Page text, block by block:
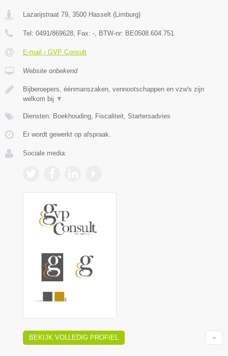
Lazarijstraat 79 3500 Hasselt (Limburg)
Tel: 0491/869628 , Fax: - , BTW-nr: BE0508.604.751
E-mail › GVP Consult
Website onbekend
Bijberoepers, éénmanszaken, vennootschappen en vzw's zijn
welkom bij ▼
Diensten: Boekhouding, Fiscaliteit, Startersadvies
Er wordt gewerkt op afspraak.
Sociale media:
BEKIJK VOLLEDIG PROFIEL